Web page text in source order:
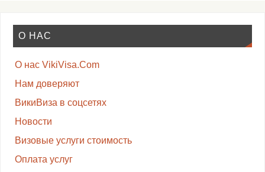
О НАС
О нас VikiVisa.Com
Нам доверяют
ВикиВиза в соцсетях
Новости
Визовые услуги стоимость
Оплата услуг